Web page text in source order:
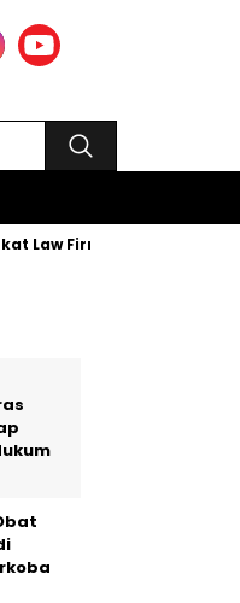
Firm SR, Hadiri MPLS